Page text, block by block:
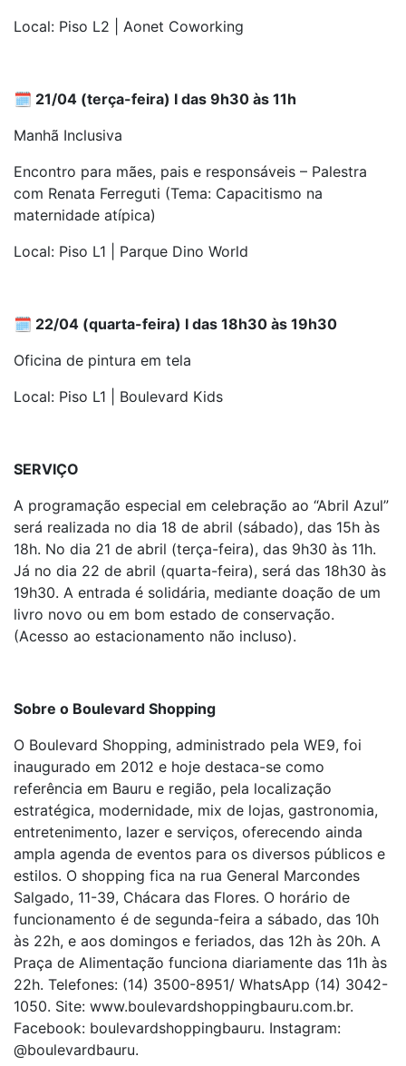
Local: Piso L2 | Aonet Coworking
🗓️ 21/04 (terça-feira) I das 9h30 às 11h
Manhã Inclusiva
Encontro para mães, pais e responsáveis – Palestra
com Renata Ferreguti (Tema: Capacitismo na
maternidade atípica)
Local: Piso L1 | Parque Dino World
🗓️ 22/04 (quarta-feira) I das 18h30 às 19h30
Oficina de pintura em tela
Local: Piso L1 | Boulevard Kids
SERVIÇO
A programação especial em celebração ao “Abril Azul”
será realizada no dia 18 de abril (sábado), das 15h às
18h. No dia 21 de abril (terça-feira), das 9h30 às 11h.
Já no dia 22 de abril (quarta-feira), será das 18h30 às
19h30. A entrada é solidária, mediante doação de um
livro novo ou em bom estado de conservação.
(Acesso ao estacionamento não incluso).
Sobre o Boulevard Shopping
O Boulevard Shopping, administrado pela WE9, foi
inaugurado em 2012 e hoje destaca-se como
referência em Bauru e região, pela localização
estratégica, modernidade, mix de lojas, gastronomia,
entretenimento, lazer e serviços, oferecendo ainda
ampla agenda de eventos para os diversos públicos e
estilos. O shopping fica na rua General Marcondes
Salgado, 11-39, Chácara das Flores. O horário de
funcionamento é de segunda-feira a sábado, das 10h
às 22h, e aos domingos e feriados, das 12h às 20h. A
Praça de Alimentação funciona diariamente das 11h às
22h. Telefones: (14) 3500-8951/ WhatsApp (14) 3042-
1050. Site: www.boulevardshoppingbauru.com.br.
Facebook: boulevardshoppingbauru. Instagram:
@boulevardbauru.